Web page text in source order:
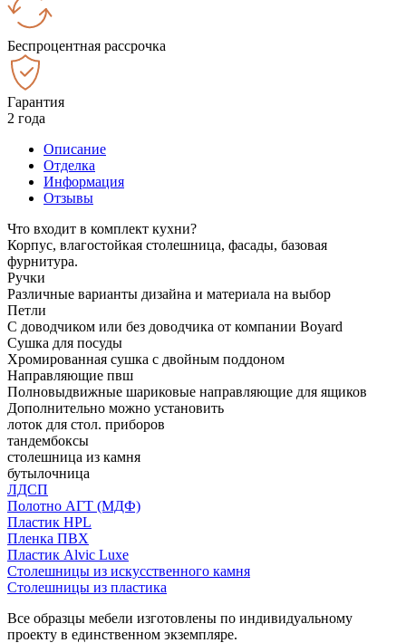
Беспроцентная рассрочка
Гарантия
2 года
Описание
Отделка
Информация
Отзывы
Что входит в комплект кухни?
Корпус, влагостойкая столешница, фасады, базовая
фурнитура.
Ручки
Различные варианты дизайна и материала на выбор
Петли
С доводчиком или без доводчика от компании Boyard
Сушка для посуды
Хромированная сушка с двойным поддоном
Направляющие пвш
Полновыдвижные шариковые направляющие для ящиков
Дополнительно можно установить
лоток для стол. приборов
тандембоксы
столешница из камня
бутылочница
ЛДСП
Полотно АГТ (МДФ)
Пластик HPL
Пленка ПВХ
Пластик Alvic Luxe
Столешницы из искусственного камня
Столешницы из пластика
Все образцы мебели изготовлены по индивидуальному
проекту в единственном экземпляре.